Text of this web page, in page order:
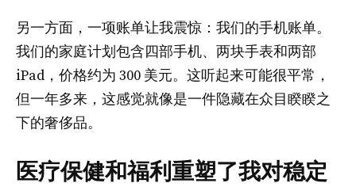
另一方面，一项账单让我震惊：我们的手机账单。
我们的家庭计划包含四部手机、两块手表和两部
iPad，价格约为 300 美元。这听起来可能很平常，
但一年多来，这感觉就像是一件隐藏在众目睽睽之
下的奢侈品。
医疗保健和福利重塑了我对稳定